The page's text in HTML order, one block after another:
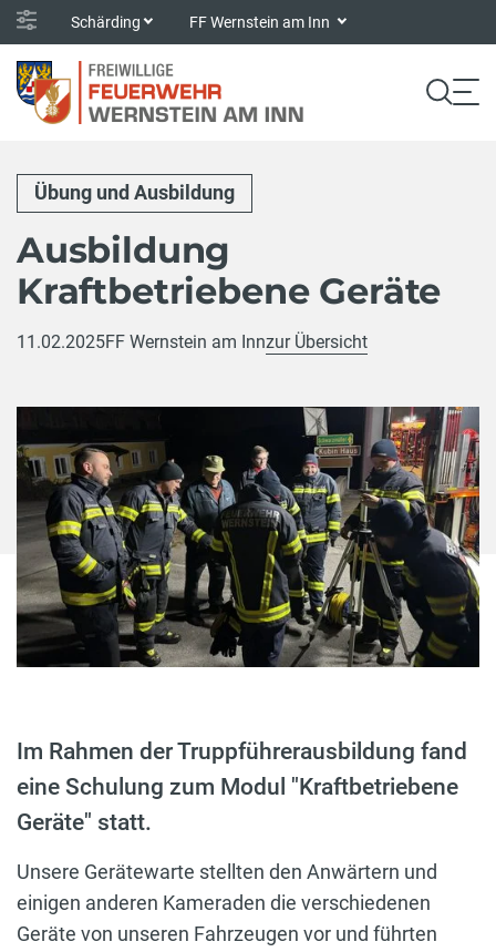
Schärding FF Wernstein am Inn
Übung und Ausbildung
Ausbildung
Kraftbetriebene Geräte
11.02.2025FF Wernstein am Innzur Übersicht
Im Rahmen der Truppführerausbildung fand
eine Schulung zum Modul "Kraftbetriebene
Geräte" statt.
Unsere Gerätewarte stellten den Anwärtern und
einigen anderen Kameraden die verschiedenen
Geräte von unseren Fahrzeugen vor und führten